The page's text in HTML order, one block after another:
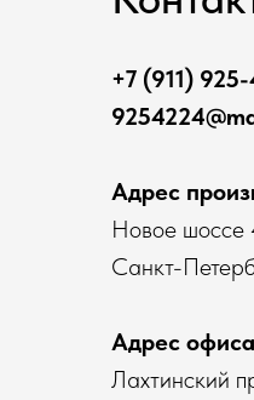
+7 (911)
Адрес
Новое шоссе
Санкт-
Адрес
Лахтинский